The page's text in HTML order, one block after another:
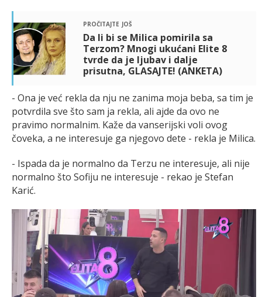
pročitajte još
Da li bi se Milica pomirila sa
Terzom? Mnogi ukućani Elite 8
tvrde da je ljubav i dalje
prisutna, GLASAJTE! (ANKETA)
- Ona je već rekla da nju ne zanima moja beba, sa tim je
potvrdila sve što sam ja rekla, ali ajde da ovo ne
pravimo normalnim. Kaže da vanserijski voli ovog
čoveka, a ne interesuje ga njegovo dete - rekla je Milica.
- Ispada da je normalno da Terzu ne interesuje, ali nije
normalno što Sofiju ne interesuje - rekao je Stefan
Karić.